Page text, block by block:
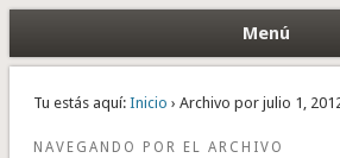
Menú
Tu estás aquí: Inicio › Archivo por julio 1,
NAVEGANDO POR EL ARCHIVO